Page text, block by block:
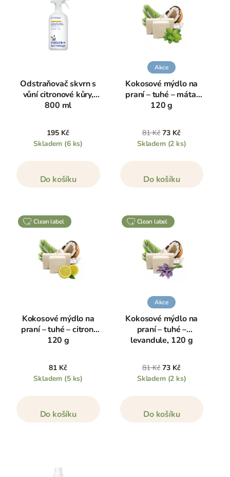
Odstraňovač skvrn s
vůní citronové kůry,
800 ml
195 Kč
Skladem (6 ks)
Do košíku
Akce
Kokosové mýdlo na
praní – tuhé – máta,
120 g
81 Kč 73 Kč
Skladem (2 ks)
Do košíku
clean label
Kokosové mýdlo na
praní – tuhé – citron,
120 g
81 Kč
Skladem (5 ks)
Do košíku
clean label
Akce
Kokosové mýdlo na
praní – tuhé –
levandule, 120 g
81 Kč 73 Kč
Skladem (2 ks)
Do košíku